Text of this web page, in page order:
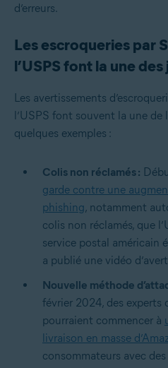
d’erreurs.
Les escroqueries par
l’USPS font la une
Les avertissements
l’USPS font souvent la une de
quelques exemples :
Colis non réclamés :
garde contre une
phishing, notamment
colis non réclamés, que
service postal américain
a publié une vidéo
Nouvelle méthode
février 2024, des experts
pourraient commencer à
livraison en masse
consommateurs avec